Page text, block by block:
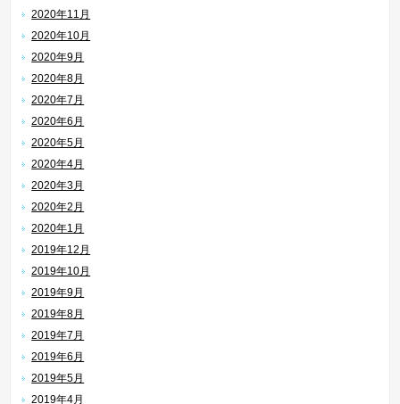
2020年11月
2020年10月
2020年9月
2020年8月
2020年7月
2020年6月
2020年5月
2020年4月
2020年3月
2020年2月
2020年1月
2019年12月
2019年10月
2019年9月
2019年8月
2019年7月
2019年6月
2019年5月
2019年4月